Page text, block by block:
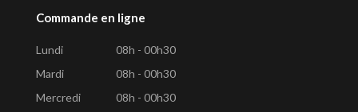
Commande en ligne
Lundi
08h - 00h30
Mardi
08h - 00h30
Mercredi
08h - 00h30